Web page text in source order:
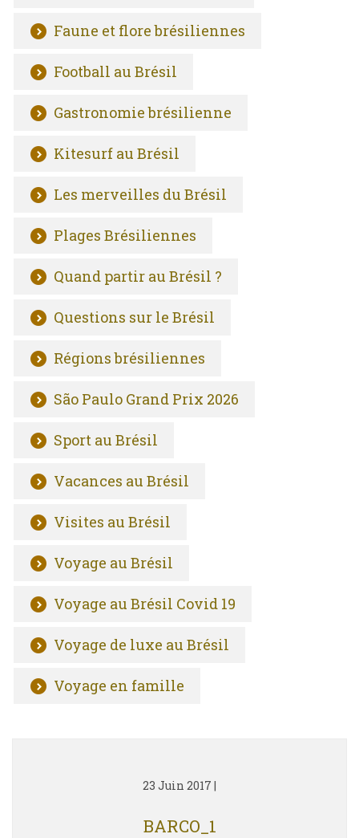
Faune et flore brésiliennes
Football au Brésil
Gastronomie brésilienne
Kitesurf au Brésil
Les merveilles du Brésil
Plages Brésiliennes
Quand partir au Brésil ?
Questions sur le Brésil
Régions brésiliennes
São Paulo Grand Prix 2026
Sport au Brésil
Vacances au Brésil
Visites au Brésil
Voyage au Brésil
Voyage au Brésil Covid 19
Voyage de luxe au Brésil
Voyage en famille
23 Juin 2017 |
BARCO_1